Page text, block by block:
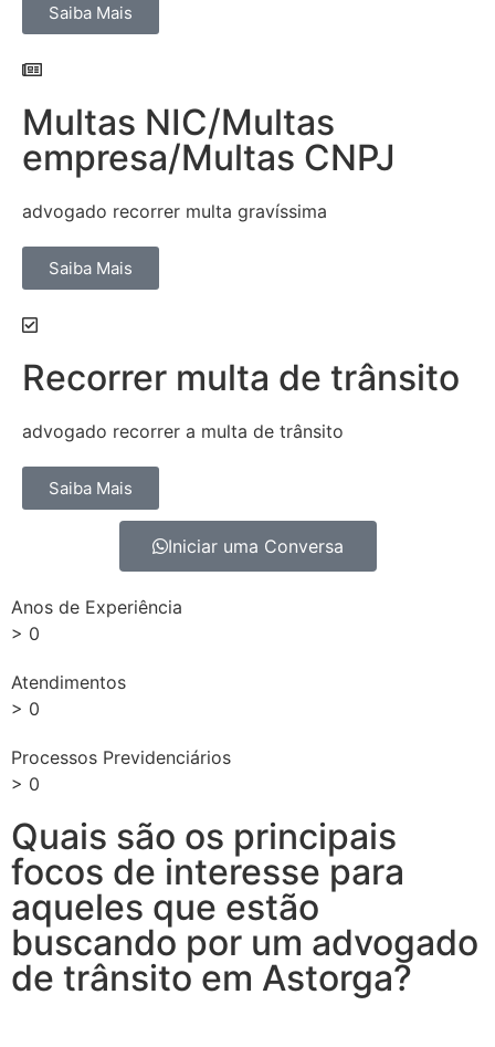
Saiba Mais
Multas NIC/Multas
empresa/Multas CNPJ
advogado recorrer multa gravíssima
Saiba Mais
Recorrer multa de trânsito
advogado recorrer a multa de trânsito
Saiba Mais
Iniciar uma Conversa
Anos de Experiência
> 0
Atendimentos
> 0
Processos Previdenciários
> 0
Quais são os principais
focos de interesse para
aqueles que estão
buscando por um advogado
de trânsito em Astorga?